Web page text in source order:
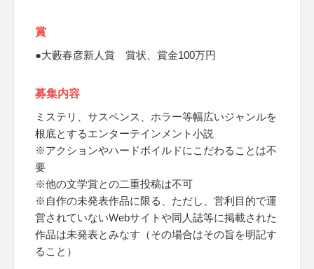
賞
●大藪春彦新人賞 賞状、賞金100万円
募集内容
ミステリ、サスペンス、ホラー等幅広いジャンルを
根底とするエンターテインメント小説
※アクションやハードボイルドにこだわることは不
要
※他の文学賞との二重投稿は不可
※自作の未発表作品に限る、ただし、営利目的で運
営されていないWebサイトや同人誌等に掲載された
作品は未発表とみなす（その場合はその旨を明記す
ること）